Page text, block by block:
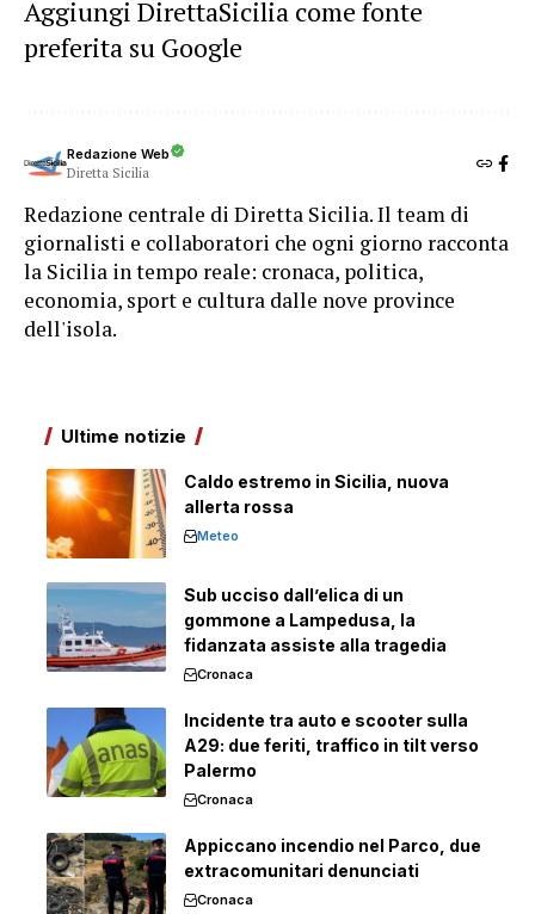
Aggiungi DirettaSicilia come fonte
preferita su Google
Redazione Web
Diretta Sicilia
Redazione centrale di Diretta Sicilia. Il team di
giornalisti e collaboratori che ogni giorno racconta
la Sicilia in tempo reale: cronaca, politica,
economia, sport e cultura dalle nove province
dell'isola.
Ultime notizie
Caldo estremo in Sicilia, nuova
allerta rossa
Meteo
Sub ucciso dall’elica di un
gommone a Lampedusa, la
fidanzata assiste alla tragedia
Cronaca
Incidente tra auto e scooter sulla
A29: due feriti, traffico in tilt verso
Palermo
Cronaca
Appiccano incendio nel Parco, due
extracomunitari denunciati
Cronaca